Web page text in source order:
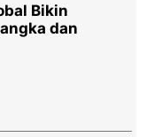
Bikin
dan